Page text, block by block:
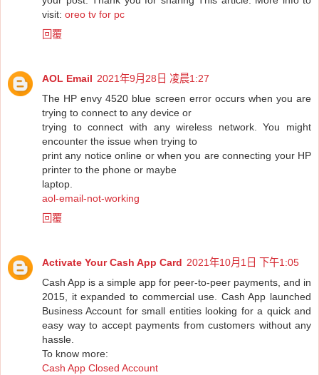
visit: oreo tv for pc
回覆
AOL Email 2021年9月28日 凌晨1:27
The HP envy 4520 blue screen error occurs when you are
trying to connect to any device or
trying to connect with any wireless network. You might
encounter the issue when trying to
print any notice online or when you are connecting your HP
printer to the phone or maybe
laptop.
aol-email-not-working
回覆
Activate Your Cash App Card 2021年10月1日 下午1:05
Cash App is a simple app for peer-to-peer payments, and in
2015, it expanded to commercial use. Cash App launched
Business Account for small entities looking for a quick and
easy way to accept payments from customers without any
hassle.
To know more:
Cash App Closed Account